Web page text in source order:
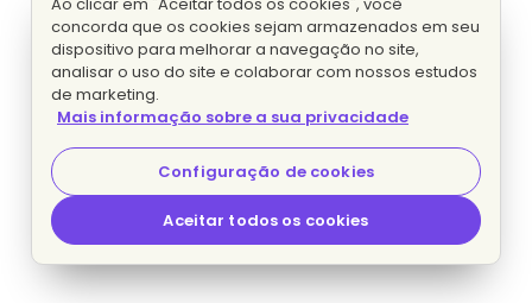
concorda que os cookies sejam armazenados em seu
dispositivo para melhorar a navegação no site,
analisar o uso do site e colaborar com nossos estudos
de marketing.
Mais informação sobre a sua privacidade
Configuração de cookies
Aceitar todos os cookies